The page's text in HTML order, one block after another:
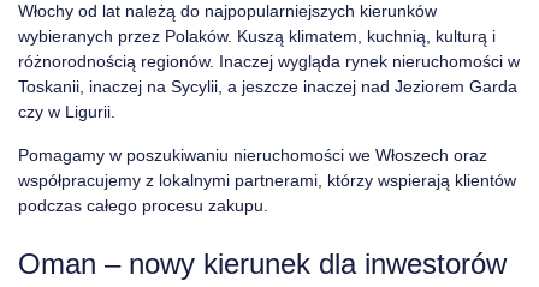
Włochy od lat należą do najpopularniejszych kierunków
wybieranych przez Polaków. Kuszą klimatem, kuchnią, kulturą i
różnorodnością regionów. Inaczej wygląda rynek nieruchomości w
Toskanii, inaczej na Sycylii, a jeszcze inaczej nad Jeziorem Garda
czy w Ligurii.
Pomagamy w poszukiwaniu nieruchomości we Włoszech oraz
współpracujemy z lokalnymi partnerami, którzy wspierają klientów
podczas całego procesu zakupu.
Oman – nowy kierunek dla inwestorów